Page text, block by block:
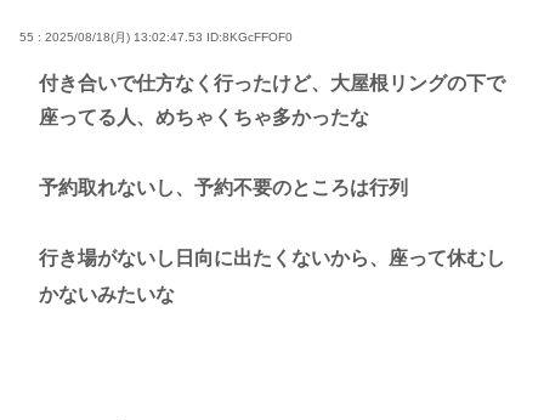
55 : 2025/08/18(月) 13:02:47.53 ID:8KGcFFOF0
付き合いで仕方なく行ったけど、大屋根リングの下で
座ってる人、めちゃくちゃ多かったな
予約取れないし、予約不要のところは行列
行き場がないし日向に出たくないから、座って休むし
かないみたいな